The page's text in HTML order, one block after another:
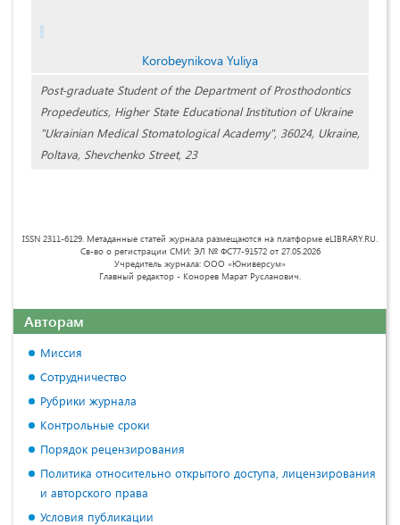
Korobeynikova Yuliya
Post-graduate Student of the Department of Prosthodontics
Propedeutics, Higher State Educational Institution of Ukraine
"Ukrainian Medical Stomatological Academy", 36024, Ukraine,
Poltava, Shevchenko Street, 23
ISSN 2311-6129. Метаданные статей журнала размещаются на платформе eLIBRARY.RU.
Св-во о регистрации СМИ: ЭЛ № ФС77-91572 от 27.05.2026
Учредитель журнала: ООО «Юниверсум»
Главный редактор - Конорев Марат Русланович.
Авторам
Миссия
Сотрудничество
Рубрики журнала
Контрольные сроки
Порядок рецензирования
Политика относительно открытого доступа, лицензирования
и авторского права
Условия публикации